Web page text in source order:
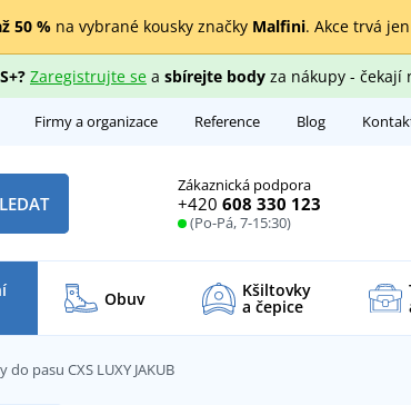
50 %na vybrané kousky značky Malfini. Akce trvá
Zaregistrujte sea sbírejte bodyza nákupy - čekají
Firmy a organizace Reference Blog
Zákaznická podpora
+420 608 330 123
(Po-Pá, 7-15:30)
Obuv Kšiltovky
a čepice
pasu CXS LUXY JAKUB